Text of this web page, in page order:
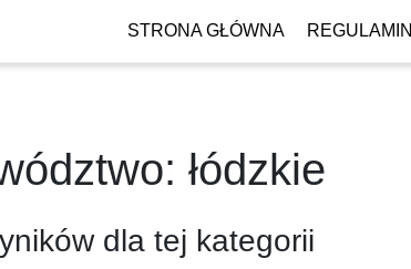
STRONA GŁÓWNA REGULAMIN
łódzkie
dla tej kategorii